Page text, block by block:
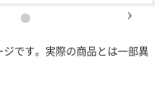
です。実際の商品とは一部異